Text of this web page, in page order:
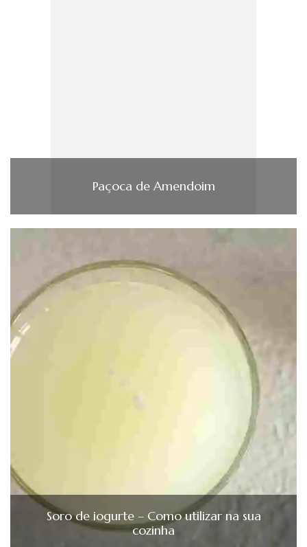
Paçoca de Amendoim
Soro de iogurte – Como utilizar na sua
cozinha